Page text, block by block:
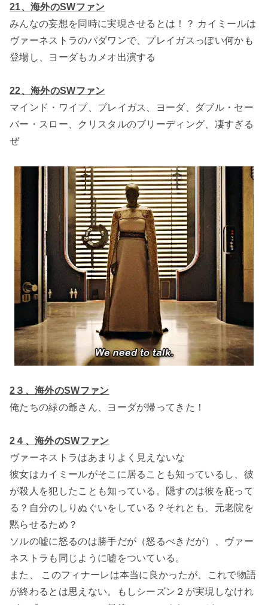
21、海外のSWファン
みんなの妄想を同時に実現させるとは！？ カイミールは
ヴァーネストラのパダワンで、プレイガスっぽい何かも
登場し、ヨーダもカメオ出演する
22、海外のSWファン
マインド・ワイプ、プレイガス、ヨーダ、ダブル・セー
バー・スロー、クリスタルのブリーディング、凄すぎる
ぜ
2３、海外のSWファン
俺たちの緑の爺さん、ヨーダが帰ってきた！
2４、海外のSWファン
ヴァーネストラはあまりよく見えないな
彼女はカイミールがそこに居ることも知っているし、彼
が殺人を犯したことも知っている。隠すのは彼を庇って
る？自分のしりぬぐいをしている？それとも、元老院を
黙らせるため？
ソルの嘘に怒るのは勝手だが（怒るべきだが）、ヴァー
ネストラも同じように嘘をついている。
また、 このフィナーレは本当に良かったが、これで物語
が終わるとは思えない。もしシーズン２が実現しなけれ